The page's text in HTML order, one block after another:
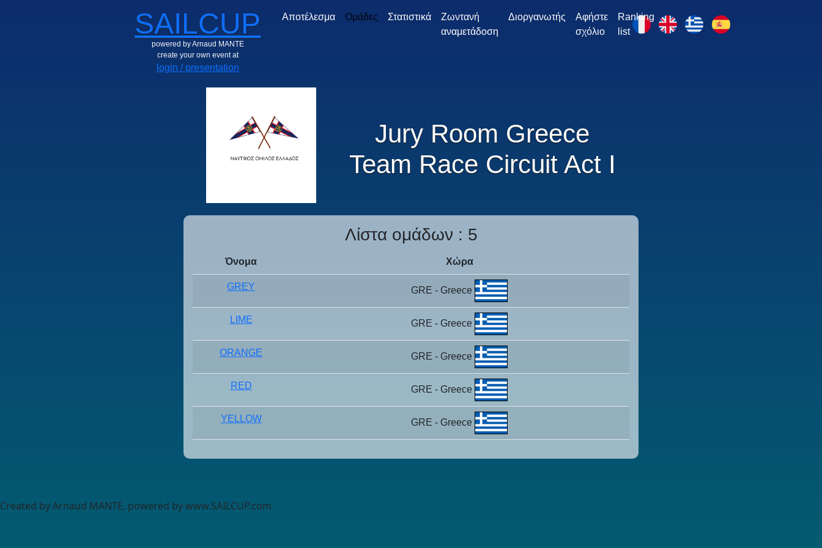
SAILCUP
powered by Arnaud MANTE
create your own event at
login / presentation
Αποτέλεσμα Ομάδες Στατιστικά
Ζωντανή
αναμετάδοση
Διοργανωτής
Αφήστε
σχόλιο
Ranking
list
Jury Room Greece
Team Race Circuit Act I
Λίστα ομάδων : 5
Όνομα Χώρα
GREY GRE - Greece
LIME GRE - Greece
ORANGE GRE - Greece
RED GRE - Greece
YELLOW GRE - Greece
Created by Arnaud MANTE, powered by www.SAILCUP.com